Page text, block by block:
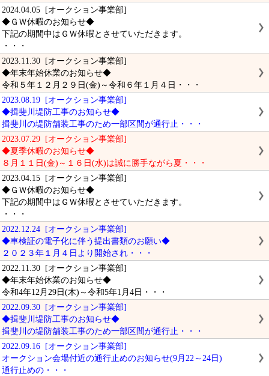
2024.04.05 [オークション事業部]
◆ＧＷ休暇のお知らせ◆
下記の期間中はＧＷ休暇とさせていただきます。
・・・
2023.11.30 [オークション事業部]
◆年末年始休業のお知らせ◆
令和５年１２月２９日(金)～令和６年１月４日・・・
2023.08.19 [オークション事業部]
◆揖斐川堤防工事のお知らせ◆
揖斐川の堤防舗装工事のため一部区間が通行止・・・
2023.07.29 [オークション事業部]
◆夏季休暇のお知らせ◆
８月１１日(金)～１６日(水)は誠に勝手ながら夏・・・
2023.04.15 [オークション事業部]
◆ＧＷ休暇のお知らせ◆
下記の期間中はＧＷ休暇とさせていただきます。
・・・
2022.12.24 [オークション事業部]
◆車検証の電子化に伴う提出書類のお願い◆
２０２３年１月４日より開始され・・・
2022.11.30 [オークション事業部]
◆年末年始休業のお知らせ◆
令和4年12月29日(木)～令和5年1月4日・・・
2022.09.30 [オークション事業部]
◆揖斐川堤防工事のお知らせ◆
揖斐川の堤防舗装工事のため一部区間が通行止・・・
2022.09.16 [オークション事業部]
オークション会場付近の通行止めのお知らせ(9月22～24日)
通行止めの・・・